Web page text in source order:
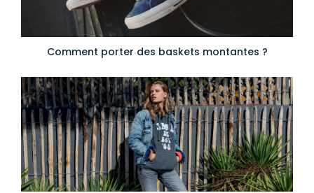
Comment porter des baskets montantes ?